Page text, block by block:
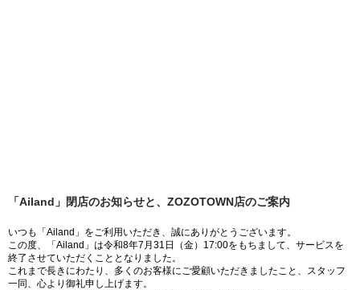
「Ailand」閉店のお知らせと、ZOZOTOWN店のご案内
いつも「Ailand」をご利用いただき、誠にありがとうございます。
この度、「Ailand」は令和8年7月31日（金）17:00をもちまして、サービスを
終了させていただくこととなりました。
これまで長きにわたり、多くのお客様にご愛顧いただきましたこと、スタッフ
一同、心より御礼申し上げます。